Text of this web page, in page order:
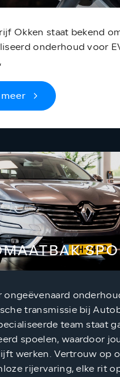
Okken staat bekend
onderhoud voor
ongeëvenaard
transmissie bij
team staat
spoelen, waardoor
werken. Vertrouw op
rijervaring, elke rit